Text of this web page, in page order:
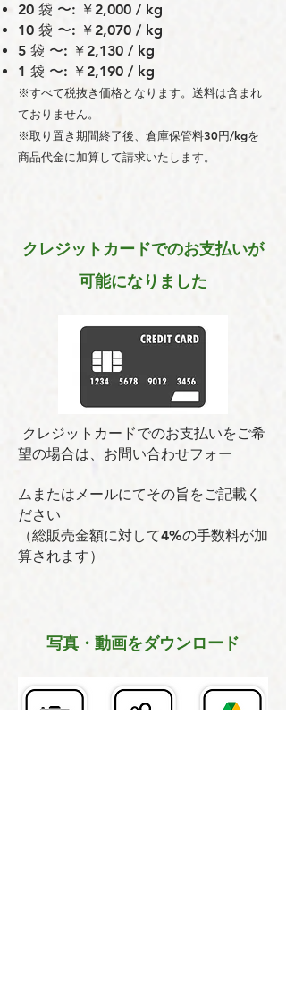
20 袋 〜: ￥2,000 / kg
10 袋 〜: ￥2,070 / kg
5 袋 〜: ￥2,130 / kg
1 袋 〜: ￥2,190 / kg
※すべて税抜き価格となります。送料は含まれ
ておりません。
※取り置き期間終了後、倉庫保管料30円/kgを
商品代金に加算して請求いたします。
クレジットカードでのお支払いが
可能になりました
クレジットカードでのお支払いをご希
望の場合は、お問い合わせフォー
ムまたはメールにてその旨をご記載く
ださい
（総販売金額に対して4%の手数料が加
算されます）
写真・動画をダウンロード